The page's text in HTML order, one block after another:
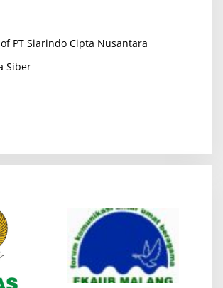
PT Siarindo Cipta Nusantara
Siber